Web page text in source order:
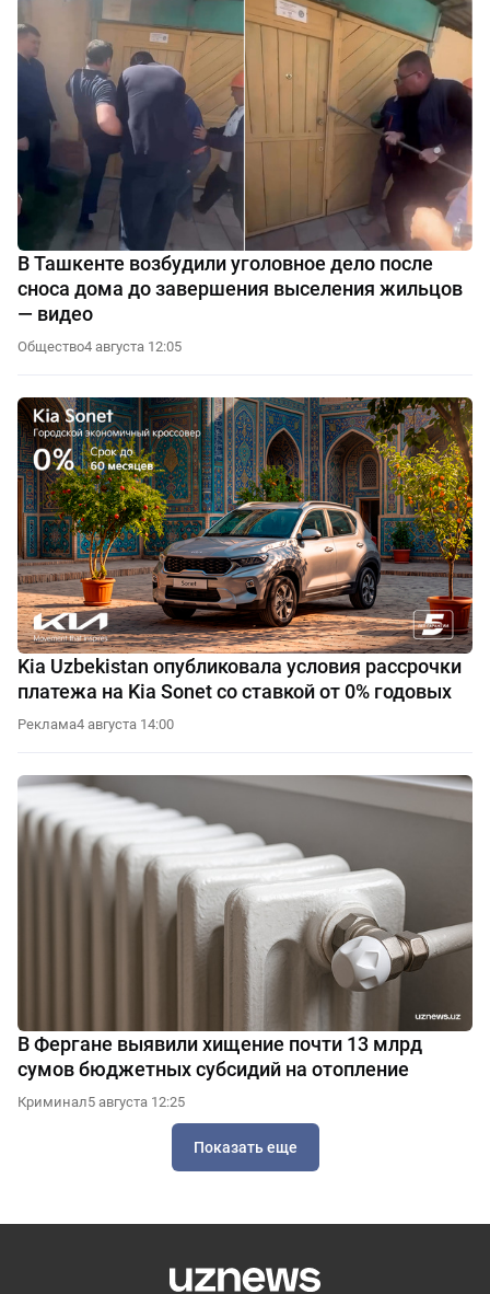
В Ташкенте возбудили уголовное дело после
сноса дома до завершения выселения жильцов
— видео
Общество4 августа 12:05
Kia Uzbekistan опубликовала условия рассрочки
платежа на Kia Sonet со ставкой от 0% годовых
Реклама4 августа 14:00
В Фергане выявили хищение почти 13 млрд
сумов бюджетных субсидий на отопление
Криминал5 августа 12:25
Показать еще